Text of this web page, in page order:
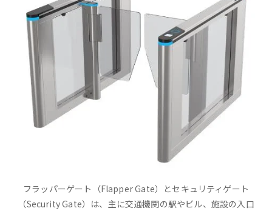
フラッパーゲート（Flapper Gate）とセキュリティゲート
（Security Gate）は、主に交通機関の駅やビル、施設の入口